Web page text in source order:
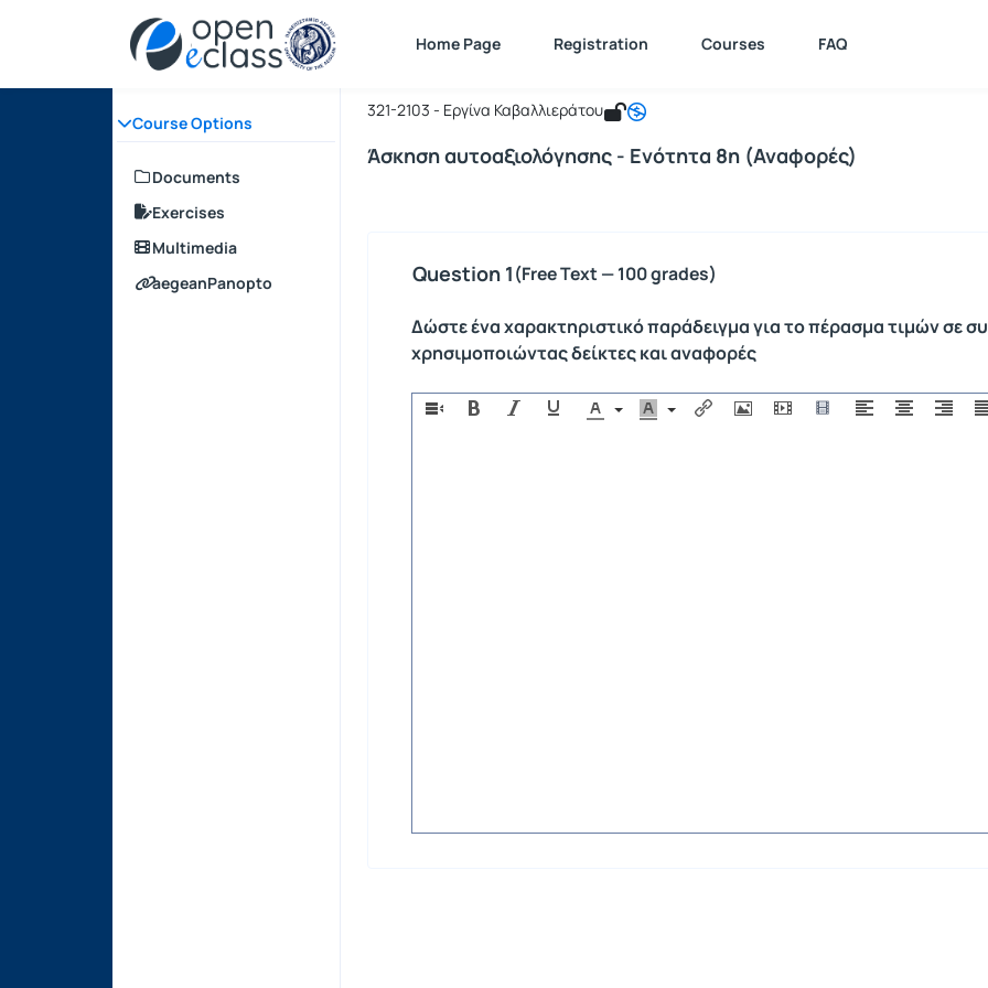
Home Page Registration Courses FAQ
Course Options
Documents
Exercises
Multimedia
aegeanPanopto
Course : Μεθοδολογίες & Γλώσσες
Course code : ICSD128
321-2103 - Εργίνα Καβαλλιεράτου
Άσκηση αυτοαξιολόγησης - Ενότητα 8η (Αναφορές)
Question 1(Free Text — 100 grades)
Δώστε ένα χαρακτηριστικό παράδειγμα για το πέρασμα τιμών σε
χρησιμοποιώντας δείκτες και αναφορές